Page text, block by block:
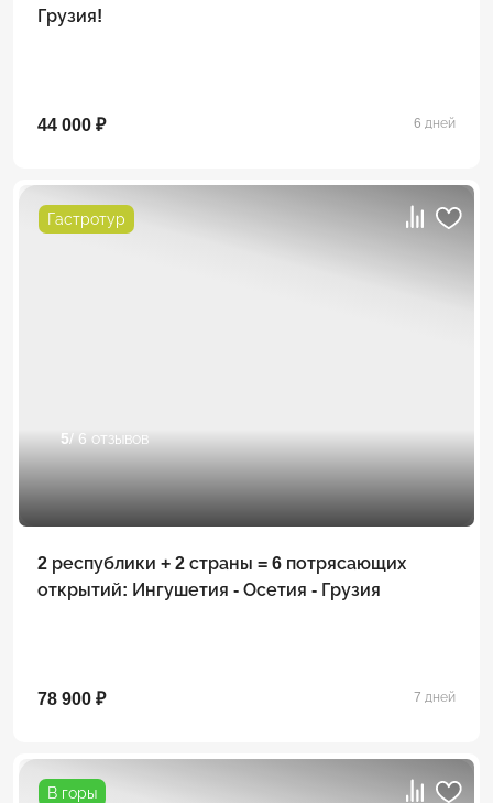
Грузия!
44 000 ₽ 6 дней
Гастротур
5/ 6 отзывов
2 республики + 2 страны = 6 потрясающих
открытий: Ингушетия - Осетия - Грузия
78 900 ₽ 7 дней
В горы